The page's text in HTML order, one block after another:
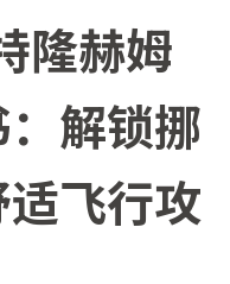
隆赫姆
解锁挪
飞行攻